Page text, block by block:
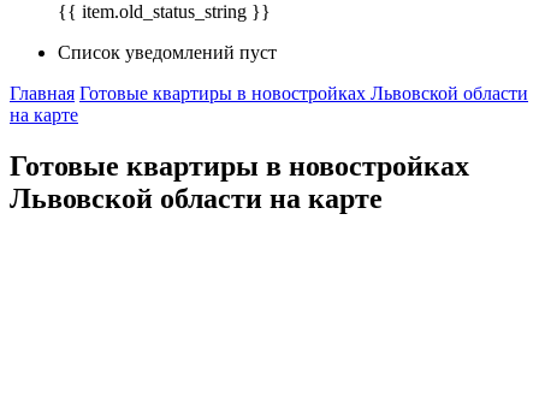
{{ item.old_status_string }}
Список уведомлений пуст
Главная Готовые квартиры в новостройках Львовской области
на карте
Готовые квартиры в новостройках
Львовской области на карте